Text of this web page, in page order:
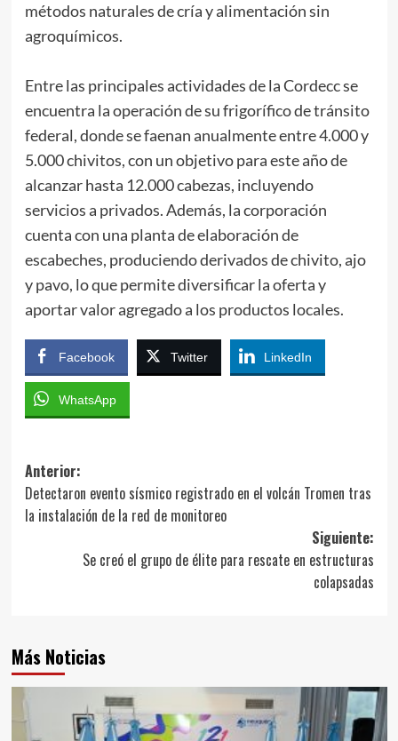
métodos naturales de cría y alimentación sin
agroquímicos.
Entre las principales actividades de la Cordecc se
encuentra la operación de su frigorífico de tránsito
federal, donde se faenan anualmente entre 4.000 y
5.000 chivitos, con un objetivo para este año de
alcanzar hasta 12.000 cabezas, incluyendo
servicios a privados. Además, la corporación
cuenta con una planta de elaboración de
escabeches, produciendo derivados de chivito, ajo
y pavo, lo que permite diversificar la oferta y
aportar valor agregado a los productos locales.
Facebook Twitter LinkedIn
WhatsApp
Navegación
de
entradas
Anterior:
Detectaron evento sísmico registrado en el volcán Tromen tras
la instalación de la red de monitoreo
Siguiente:
Se creó el grupo de élite para rescate en estructuras
colapsadas
Más Noticias